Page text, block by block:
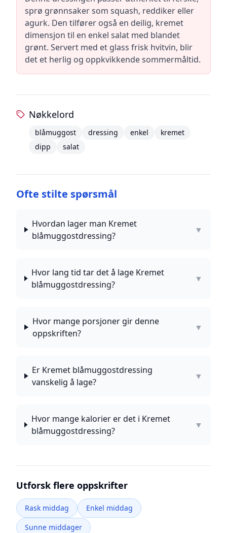
sprø grønnsaker som squash, reddiker eller
agurk. Den tilfører også en deilig, kremet
dimensjon til en enkel salat med blandet
grønt. Servert med et glass frisk hvitvin, blir
det et herlig og oppkvikkende sommermåltid.
Nøkkelord
blåmuggost dressing enkel
kremet
dipp
salat
Ofte stilte spørsmål
Hvordan lager man Kremet
blåmuggostdressing?
▼
Hvor lang tid tar det å lage Kremet
blåmuggostdressing?
▼
Hvor mange porsjoner gir denne
oppskriften?
▼
Er Kremet blåmuggostdressing
vanskelig å lage?
▼
Hvor mange kalorier er det i Kremet
blåmuggostdressing?
▼
Utforsk flere oppskrifter
Rask middag
Enkel middag
Sunne middager